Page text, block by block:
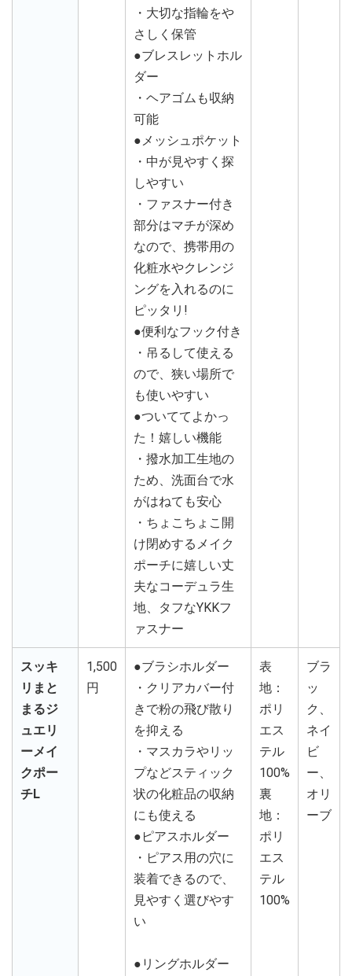
・大切な指輪をや
さしく保管
●ブレスレットホル
ダー
・ヘアゴムも収納
可能
●メッシュポケット
・中が見やすく探
しやすい
・ファスナー付き
部分はマチが深め
なので、携帯用の
化粧水やクレンジ
ングを入れるのに
ピッタリ!
●便利なフック付き
・吊るして使える
ので、狭い場所で
も使いやすい
●ついててよかっ
た！嬉しい機能
・撥水加工生地の
ため、洗面台で水
がはねても安心
・ちょこちょこ開
け閉めするメイク
ポーチに嬉しい丈
夫なコーデュラ生
地、タフなYKKフ
ァスナー
スッキ
リまと
まるジ
ュエリ
ーメイ
クポー
チL
1,500
円
●ブラシホルダー
・クリアカバー付
きで粉の飛び散り
を抑える
・マスカラやリッ
プなどスティック
状の化粧品の収納
にも使える
●ピアスホルダー
・ピアス用の穴に
装着できるので、
見やすく選びやす
い
●リングホルダー
表
地：
ポリ
エス
テル
100%
裏
地：
ポリ
エス
テル
100%
ブラ
ッ
ク、
ネイ
ビ
ー、
オリ
ーブ